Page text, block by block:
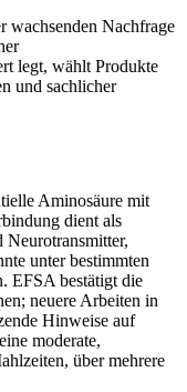
wachsenden Nachfrage
legt, wählt Produkte
und sachlicher
Aminosäure mit
dient als
unter bestimmten
EFSA bestätigt die
neuere Arbeiten in
Hinweise auf
moderate,
über mehrere